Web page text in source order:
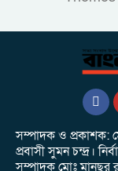
সম্পাদক ও প্রকাশক:
প্রবাসী সুমন চন্দ্র।
সম্পাদক মোঃ মানছুর